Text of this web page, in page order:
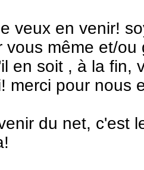
veux en venir!
vous même et/
en soit , à la fin,
merci pour nous
du net, c'est